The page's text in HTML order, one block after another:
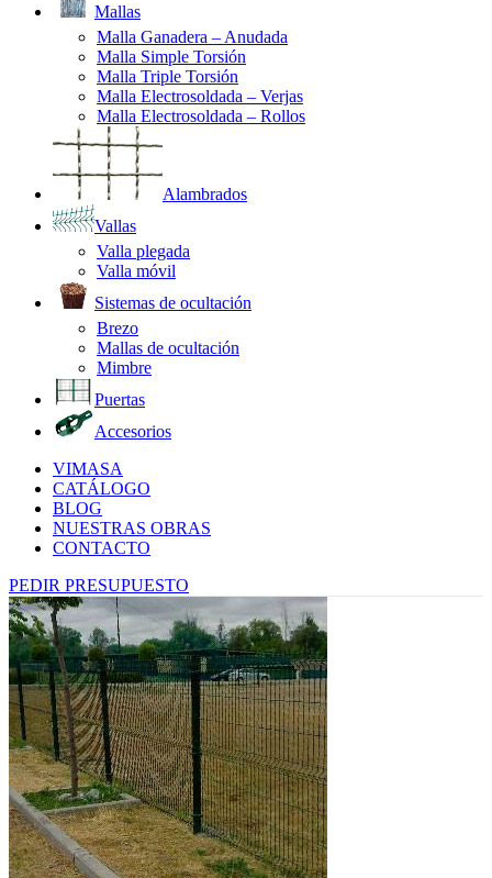
Mallas
Malla Ganadera – Anudada
Malla Simple Torsión
Malla Triple Torsión
Malla Electrosoldada – Verjas
Malla Electrosoldada – Rollos
Alambrados
Vallas
Valla plegada
Valla móvil
Sistemas de ocultación
Brezo
Mallas de ocultación
Mimbre
Puertas
Accesorios
VIMASA
CATÁLOGO
BLOG
NUESTRAS OBRAS
CONTACTO
PEDIR PRESUPUESTO